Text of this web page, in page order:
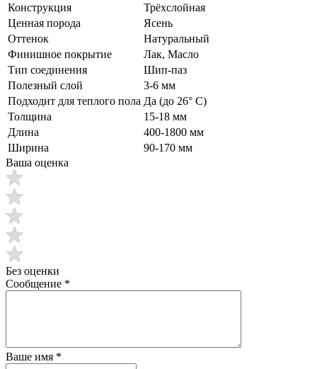
Конструкция
Трёхслойная
Ценная порода
Ясень
Оттенок
Натуральный
Финишное покрытие
Лак, Масло
Тип соединения
Шип-паз
Полезный слой
3-6 мм
Подходит для теплого пола Да (до 26° C)
Толщина
15-18 мм
Длина
400-1800 мм
Ширина
90-170 мм
Ваша оценка
Без оценки
Сообщение *
Ваше имя *